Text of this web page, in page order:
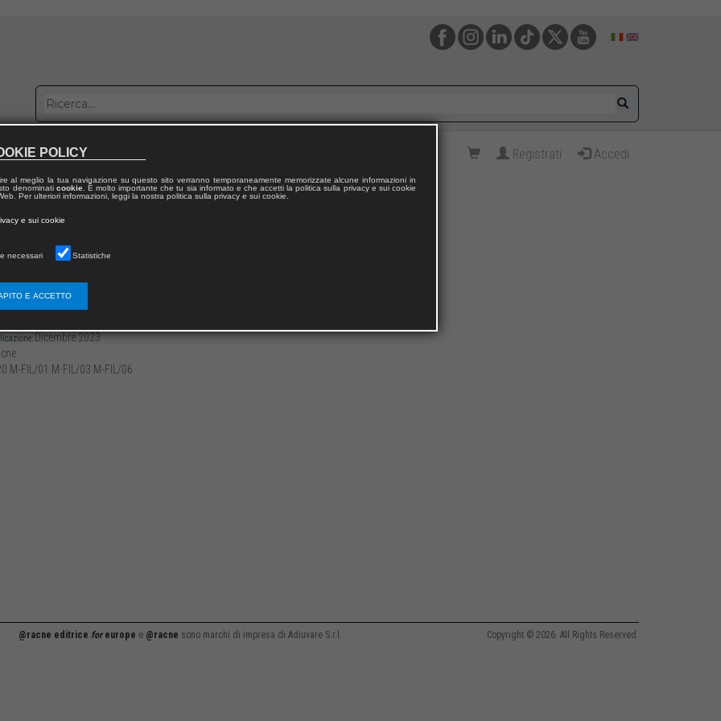
con noi Registrati Accedi
Dicembre 2023
M-FIL/01 M-FIL/03 M-FIL/06
@racne editrice foreurope e @racne sono marchi di impresa di Adiuvare S.r.l. Copyright © 2026. All Rights Reserved.
POLICY
al meglio la tua navigazione su questo sito verranno temporaneamente memorizzate alcune informazioni in
denominati cookie. È molto importante che tu sia informato e che accetti la politica sulla privacy e sui cookie
Per ulteriori informazioni, leggi la nostra politica sulla privacy e sui cookie.
e sui cookie
necessari Statistiche
E ACCETTO